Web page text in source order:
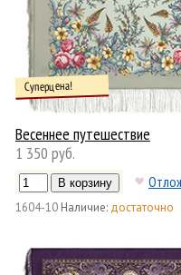
Весеннее путешествие
Суперцена!
1 350 руб.
1604-10 Наличие: достаточно